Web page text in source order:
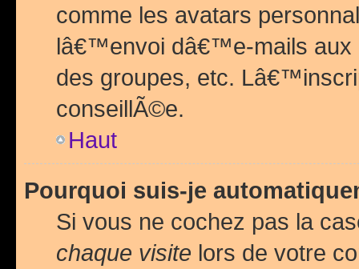
comme les avatars
lâ€™envoi dâ€™e-mails
des groupes, etc.
conseillÃ©e.
Haut
Pourquoi suis-je
Si vous ne cochez pas la
chaque visite lors de votre